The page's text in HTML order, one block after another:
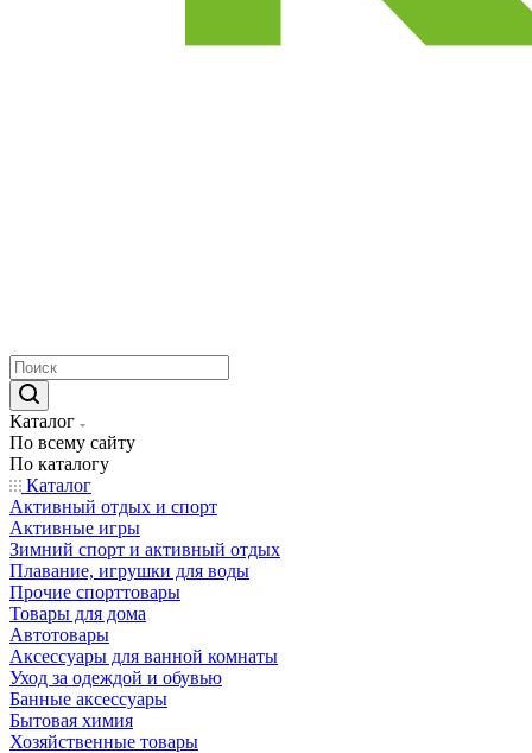
Каталог
По всему сайту
По каталогу
Каталог
Активный отдых и спорт
Активные игры
Зимний спорт и активный отдых
Плавание, игрушки для воды
Прочие спорттовары
Товары для дома
Автотовары
Аксессуары для ванной комнаты
Уход за одеждой и обувью
Банные аксессуары
Бытовая химия
Хозяйственные товары